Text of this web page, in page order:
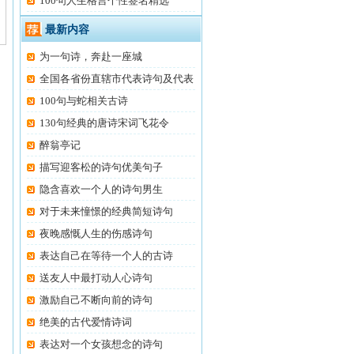
最新内容
为一句诗，奔赴一座城
全国各省份直辖市代表诗句及代表
100句与蛇相关古诗
130句经典的唐诗宋词飞花令
醉翁亭记
描写迎客松的诗句优美句子
隐含喜欢一个人的诗句男生
对于未来憧憬的经典简短诗句
夜晚感慨人生的伤感诗句
表达自己在等待一个人的古诗
送友人中最打动人心诗句
激励自己不断向前的诗句
绝美的古代爱情诗词
表达对一个女孩想念的诗句